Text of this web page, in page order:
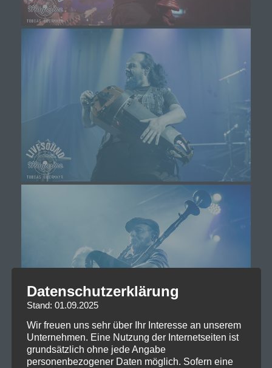
Datenschutzerklärung
Stand: 01.09.2025
Wir freuen uns sehr über Ihr Interesse an unserem
Unternehmen. Eine Nutzung der Internetseiten ist
grundsätzlich ohne jede Angabe
personenbezogener Daten möglich. Sofern eine